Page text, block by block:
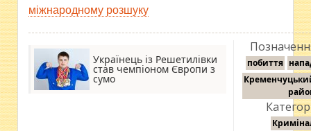
міжнародному розшуку
Українець із Решетилівки
став чемпіоном Європи з
сумо
побиття